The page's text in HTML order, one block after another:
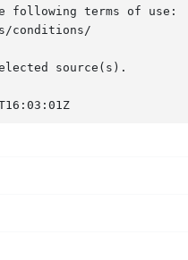
following terms of use:
conditions/
source(s).